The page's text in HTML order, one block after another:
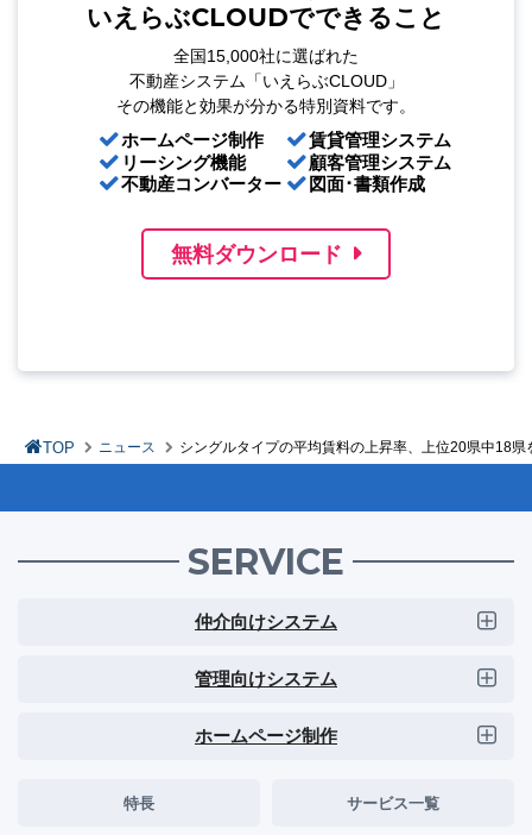
いえらぶCLOUDでできること
全国15,000社に選ばれた
不動産システム「いえらぶCLOUD」
その機能と効果が分かる特別資料です。
ホームページ制作
リーシング機能
不動産コンバーター
賃貸管理システム
顧客管理システム
図面･書類作成
無料ダウンロード
TOP ニュース シングルタイプの平均賃料の上昇率、上位20県中18
SERVICE
仲介向けシステム
管理向けシステム
ホームページ制作
特長 サービス一覧